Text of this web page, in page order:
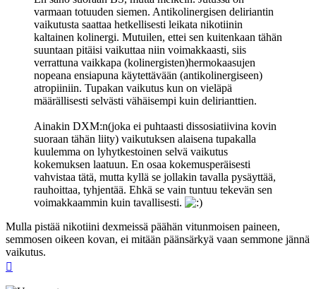
varmaan totuuden siemen. Antikolinergisen deliriantin
vaikutusta saattaa hetkellisesti leikata nikotiinin
kaltainen kolinergi. Mutuilen, ettei sen kuitenkaan tähän
suuntaan pitäisi vaikuttaa niin voimakkaasti, siis
verrattuna vaikkapa (kolinergisten)hermokaasujen
nopeana ensiapuna käytettävään (antikolinergiseen)
atropiiniin. Tupakan vaikutus kun on vieläpä
määrällisesti selvästi vähäisempi kuin delirianttien.
Ainakin DXM:n(joka ei puhtaasti dissosiatiivina kovin
suoraan tähän liity) vaikutuksen alaisena tupakalla
kuulemma on lyhytkestoinen selvä vaikutus
kokemuksen laatuun. En osaa kokemusperäisesti
vahvistaa tätä, mutta kyllä se jollakin tavalla pysäyttää,
rauhoittaa, tyhjentää. Ehkä se vain tuntuu tekevän sen
voimakkaammin kuin tavallisesti.
Mulla pistää nikotiini dexmeissä päähän vitunmoisen paineen,
semmosen oikeen kovan, ei mitään päänsärkyä vaan semmone jännä
vaikutus.